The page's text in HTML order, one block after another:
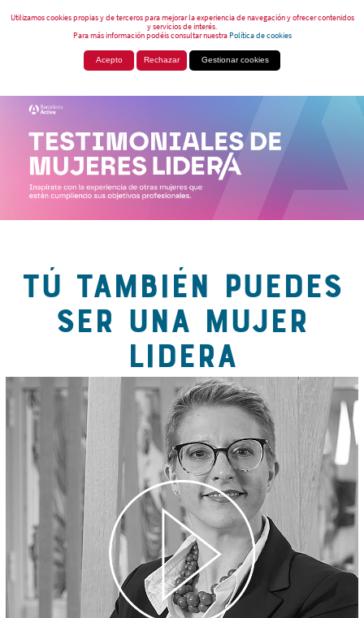
Utilizamos cookies propias y de terceros para mejorar la experiencia de navegación y ofrecer contenidos
y servicios de interés.
Para más información podéis consultar nuestraPolítica de cookies
Acepto Rechazar Gestionar cookies
TÚ TAMBIÉN PUEDES
SER UNA MUJER
LIDERA